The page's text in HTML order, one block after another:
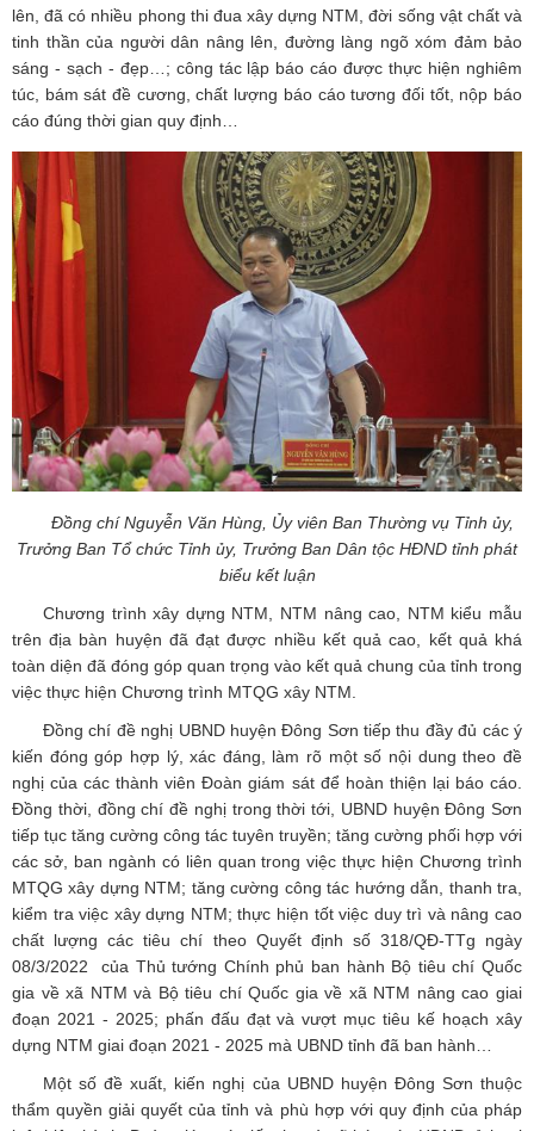
lên, đã có nhiều phong thi đua xây dựng NTM, đời sống vật chất và
tinh thần của người dân nâng lên, đường làng ngõ xóm đảm bảo
sáng - sạch - đẹp…; công tác lập báo cáo được thực hiện nghiêm
túc, bám sát đề cương, chất lượng báo cáo tương đối tốt, nộp báo
cáo đúng thời gian quy định…
Đồng chí Nguyễn Văn Hùng, Ủy viên Ban Thường vụ Tỉnh ủy,
Trưởng Ban Tổ chức Tỉnh ủy, Trưởng Ban Dân tộc HĐND tỉnh phát
biểu kết luận
Chương trình xây dựng NTM, NTM nâng cao, NTM kiểu mẫu
trên địa bàn huyện đã đạt được nhiều kết quả cao, kết quả khá
toàn diện đã đóng góp quan trọng vào kết quả chung của tỉnh trong
việc thực hiện Chương trình MTQG xây NTM.
Đồng chí đề nghị UBND huyện Đông Sơn tiếp thu đầy đủ các ý
kiến đóng góp hợp lý, xác đáng, làm rõ một số nội dung theo đề
nghị của các thành viên Đoàn giám sát để hoàn thiện lại báo cáo.
Đồng thời, đồng chí đề nghị trong thời tới, UBND huyện Đông Sơn
tiếp tục tăng cường công tác tuyên truyền; tăng cường phối hợp với
các sở, ban ngành có liên quan trong việc thực hiện Chương trình
MTQG xây dựng NTM; tăng cường công tác hướng dẫn, thanh tra,
kiểm tra việc xây dựng NTM; thực hiện tốt việc duy trì và nâng cao
chất lượng các tiêu chí theo Quyết định số 318/QĐ-TTg ngày
08/3/2022 của Thủ tướng Chính phủ ban hành Bộ tiêu chí Quốc
gia về xã NTM và Bộ tiêu chí Quốc gia về xã NTM nâng cao giai
đoạn 2021 - 2025; phấn đấu đạt và vượt mục tiêu kế hoạch xây
dựng NTM giai đoạn 2021 - 2025 mà UBND tỉnh đã ban hành…
Một số đề xuất, kiến nghị của UBND huyện Đông Sơn thuộc
thẩm quyền giải quyết của tỉnh và phù hợp với quy định của pháp